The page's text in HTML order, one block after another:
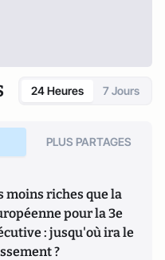
24 Heures 7 Jours
PLUS PARTAGES
moins riches que la
pour la 3e
: jusqu'où ira le
?